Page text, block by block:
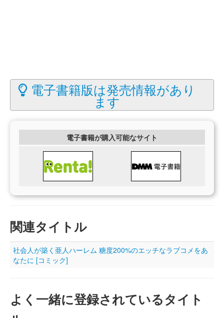
電子書籍版は発売情報があり
ます
電子書籍が購入可能なサイト
関連タイトル
社会人が築く亜人ハーレム 糖度200%のエッチなラブコメをあ
なたに [コミック]
よく一緒に登録されているタイト